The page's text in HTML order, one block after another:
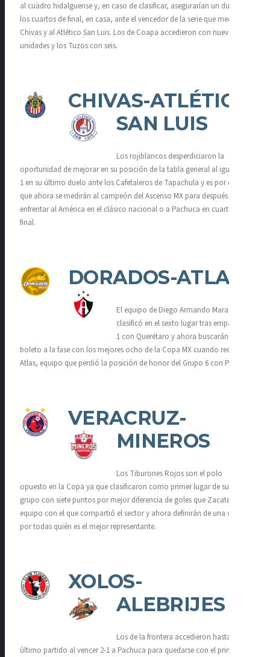
al cuadro hidalguense y, en caso de clasificar, asegurarían un duelo en
los cuartos de final, en casa, ante el vencedor de la serie que medirá a
Chivas y al Atlético San Luis. Los de Coapa accedieron con nueve
unidades y los Tuzos con seis.
CHIVAS-ATLÉTICO
SAN LUIS
Los rojiblancos desperdiciaron la
oportunidad de mejorar en su posición de la tabla general al igualar 1-
1 en su último duelo ante los Cafetaleros de Tapachula y es por ello
que ahora se medirán al campeón del Ascenso MX para después
enfrentar al América en el clásico nacional o a Pachuca en cuartos de
final.
DORADOS-ATLAS
El equipo de Diego Armando Maradona
clasificó en el sexto lugar tras empatar 1-
1 con Querétaro y ahora buscarán su
boleto a la fase con los mejores ocho de la Copa MX cuando reciba al
Atlas, equipo que perdió la posición de honor del Grupo 6 con Pumas.
VERACRUZ-
MINEROS
Los Tiburones Rojos son el polo
opuesto en la Copa ya que clasificaron como primer lugar de su
grupo con siete puntos por mejor diferencia de goles que Zacatecas,
equipo con el que compartió el sector y ahora definirán de una vez y
por todas quién es el mejor representante.
XOLOS-
ALEBRIJES
Los de la frontera accedieron hasta su
último partido al vencer 2-1 a Pachuca para quedarse con el primer